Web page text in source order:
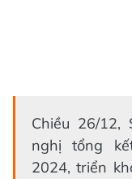
Chiều 26/12,
nghị tổng
2024, triển